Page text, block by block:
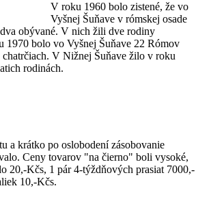
V roku 1960 bolo zistené, že vo
Vyšnej Šuňave v rómskej osade
obývané. V nich žili dve rodiny
1970 bolo vo Vyšnej Šuňave 22 Rómov
V Nižnej Šuňave žilo v roku
rodinách.
a krátko po oslobodení zásobovanie
Ceny tovarov "na čierno" boli vysoké,
20,-Kčs, 1 pár 4-týždňových prasiat 7000,-
10,-Kčs.